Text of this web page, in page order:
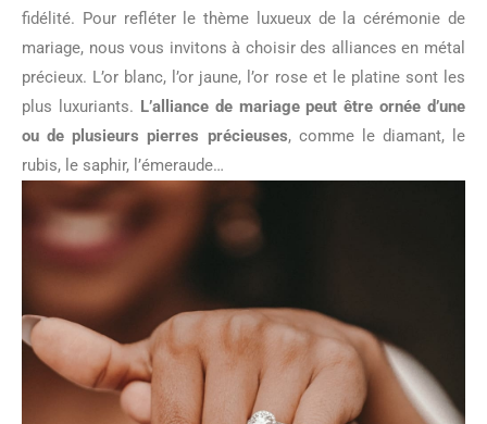
fidélité. Pour refléter le thème luxueux de la cérémonie de
mariage, nous vous invitons à choisir des alliances en métal
précieux. L’or blanc, l’or jaune, l’or rose et le platine sont les
plus luxuriants. L’alliance de mariage peut être ornée d’une
ou de plusieurs pierres précieuses, comme le diamant, le
rubis, le saphir, l’émeraude…